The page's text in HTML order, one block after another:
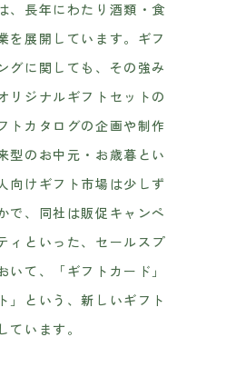
、長年にわたり酒類・食
を展開しています。ギフ
グに関しても、その強み
リジナルギフトセットの
トカタログの企画や制作
型のお中元・お歳暮とい
向けギフト市場は少しず
で、同社は販促キャンペ
ィといった、セールスプ
いて、「ギフトカード」
」という、新しいギフト
ています。